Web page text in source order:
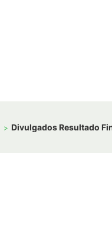
Divulgados Resultado